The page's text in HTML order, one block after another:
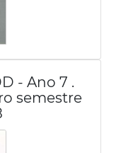
- Ano 7 .
semestre